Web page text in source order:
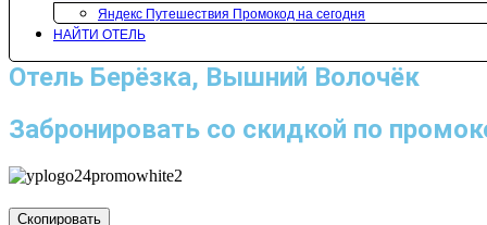
Яндекс Путешествия Промокод на сегодня
НАЙТИ ОТЕЛЬ
Отель Берёзка, Вышний Волочёк
Забронировать со скидкой по
Скопировать